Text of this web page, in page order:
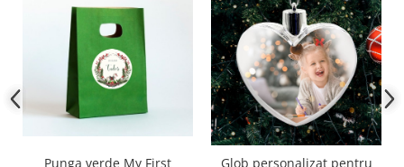
Punga verde My First
Glob personalizat pentru